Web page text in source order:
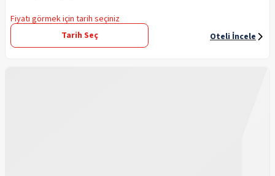
Fiyatı görmek için tarih seçiniz
Tarih Seç
Oteli İncele